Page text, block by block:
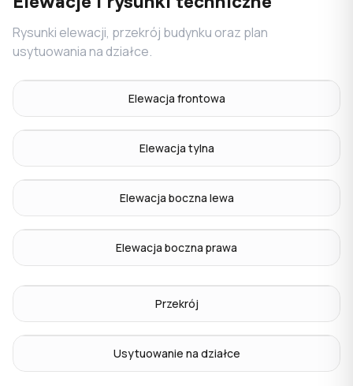
Rysunki elewacji, przekrój budynku oraz plan
usytuowania na działce.
Elewacja frontowa
Elewacja tylna
Elewacja boczna lewa
Elewacja boczna prawa
Przekrój
Usytuowanie na działce